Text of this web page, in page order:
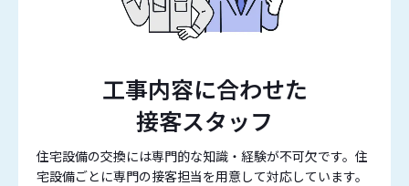
工事内容に合わせた
接客スタッフ
住宅設備の交換には専門的な知識・経験が不可欠です。住
宅設備ごとに専門の接客担当を用意して対応しています。